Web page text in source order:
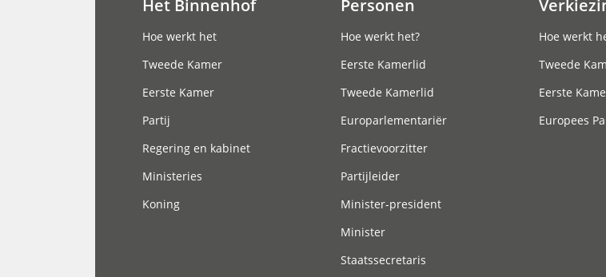
Het Binnenhof
Hoe werkt het
Tweede Kamer
Eerste Kamer
Partij
Regering en kabinet
Ministeries
Koning
Personen
Hoe werkt het?
Eerste Kamerlid
Tweede Kamerlid
Europarlementariër
Fractievoorzitter
Partijleider
Minister-president
Minister
Staatssecretaris
Hoe werkt
Tweede
Eerste
Europees